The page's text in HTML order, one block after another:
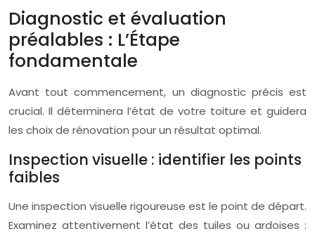
Diagnostic et évaluation
préalables : L’Étape
fondamentale
Avant tout commencement, un diagnostic précis est
crucial. Il déterminera l’état de votre toiture et guidera
les choix de rénovation pour un résultat optimal.
Inspection visuelle : identifier les points
faibles
Une inspection visuelle rigoureuse est le point de départ.
Examinez attentivement l’état des tuiles ou ardoises :